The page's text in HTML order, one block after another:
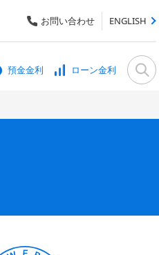
お問い合わせ ENGLISH
預金金利 ローン金利